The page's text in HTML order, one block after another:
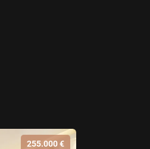
255.000 €